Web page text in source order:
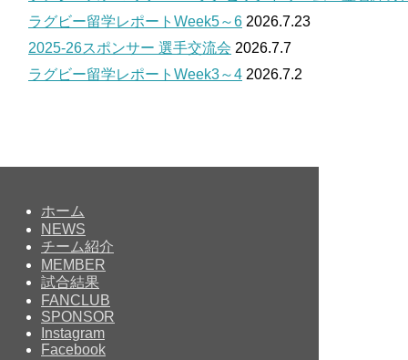
ラグビー留学レポートWeek5～6 2026.7.23
2025-26スポンサー 選手交流会 2026.7.7
ラグビー留学レポートWeek3～4 2026.7.2
ホーム
NEWS
チーム紹介
MEMBER
試合結果
FANCLUB
SPONSOR
Instagram
Facebook